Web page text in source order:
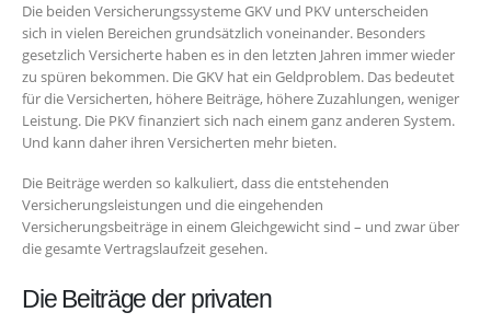
Die beiden Versicherungssysteme GKV und PKV unterscheiden
sich in vielen Bereichen grundsätzlich voneinander. Besonders
gesetzlich Versicherte haben es in den letzten Jahren immer wieder
zu spüren bekommen. Die GKV hat ein Geldproblem. Das bedeutet
für die Versicherten, höhere Beiträge, höhere Zuzahlungen, weniger
Leistung. Die PKV finanziert sich nach einem ganz anderen System.
Und kann daher ihren Versicherten mehr bieten.
Die Beiträge werden so kalkuliert, dass die entstehenden
Versicherungsleistungen und die eingehenden
Versicherungsbeiträge in einem Gleichgewicht sind – und zwar über
die gesamte Vertragslaufzeit gesehen.
Die Beiträge der privaten